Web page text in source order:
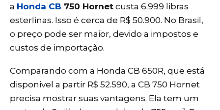
a Honda CB 750 Hornet custa 6.999 libras
esterlinas. Isso é cerca de R$ 50.900. No Brasil,
o preço pode ser maior, devido a impostos e
custos de importação.
Comparando com a Honda CB 650R, que está
disponivel a partir R$ 52.590, a CB 750 Hornet
precisa mostrar suas vantagens. Ela tem um